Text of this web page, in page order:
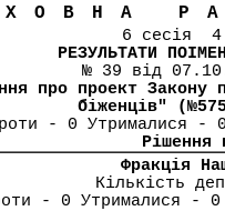
6 сесія 4
РЕЗУЛЬТАТИ
№ 39 від
про проект
біженців"
- 0 Утрималися -
Рішення
Фракція
Кількість
- 0 Утрималися -